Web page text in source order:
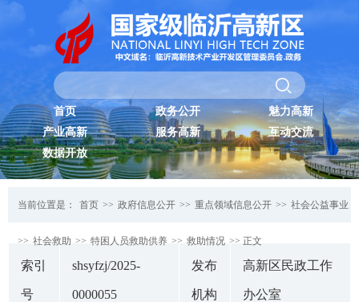
首页 政务公开
魅力高新
产业高新
服务高新
互动交流
数据开放
当前位置是： 首页 >> 政府信息公开 >> 重点领域信息公开 >> 社会公益事业
>> 社会救助 >> 特困人员救助供养 >> 救助情况 >> 正文
索引
号
shsyfzj/2025-
0000055
发布
机构
高新区民政工作
办公室